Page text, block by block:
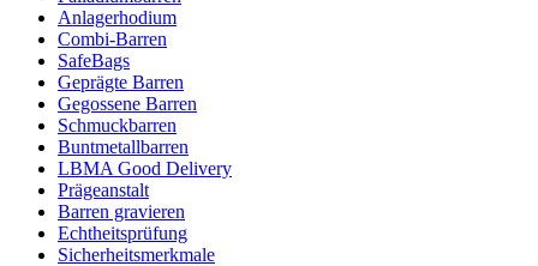
Anlagerhodium
Combi-Barren
SafeBags
Geprägte Barren
Gegossene Barren
Schmuckbarren
Buntmetallbarren
LBMA Good Delivery
Prägeanstalt
Barren gravieren
Echtheitsprüfung
Sicherheitsmerkmale